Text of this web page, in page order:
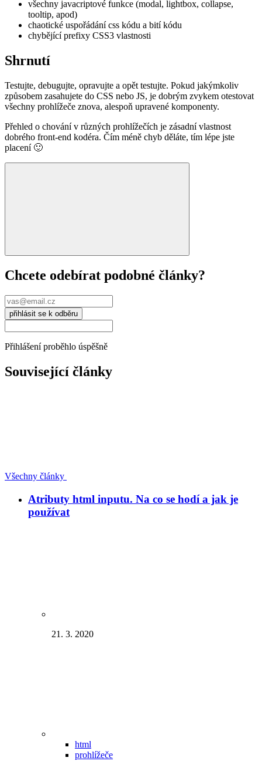
všechny javacriptové funkce (modal, lightbox, collapse,
tooltip, apod)
chaotické uspořádání css kódu a bití kódu
chybějící prefixy CSS3 vlastnosti
Shrnutí
Testujte, debugujte, opravujte a opět testujte. Pokud jakýmkoliv
způsobem zasahujete do CSS nebo JS, je dobrým zvykem otestovat
všechny prohlížeče znova, alespoň upravené komponenty.
Přehled o chování v různých prohlížečích je zásadní vlastnost
dobrého front-end kodéra. Čím méně chyb děláte, tím lépe jste
placení 🙂
Chcete odebírat podobné články?
přihlásit se k odběru
Přihlášení proběhlo úspěšně
Související články
Všechny články
Atributy html inputu. Na co se hodí a jak je
používat
21. 3. 2020
html
prohlížeče